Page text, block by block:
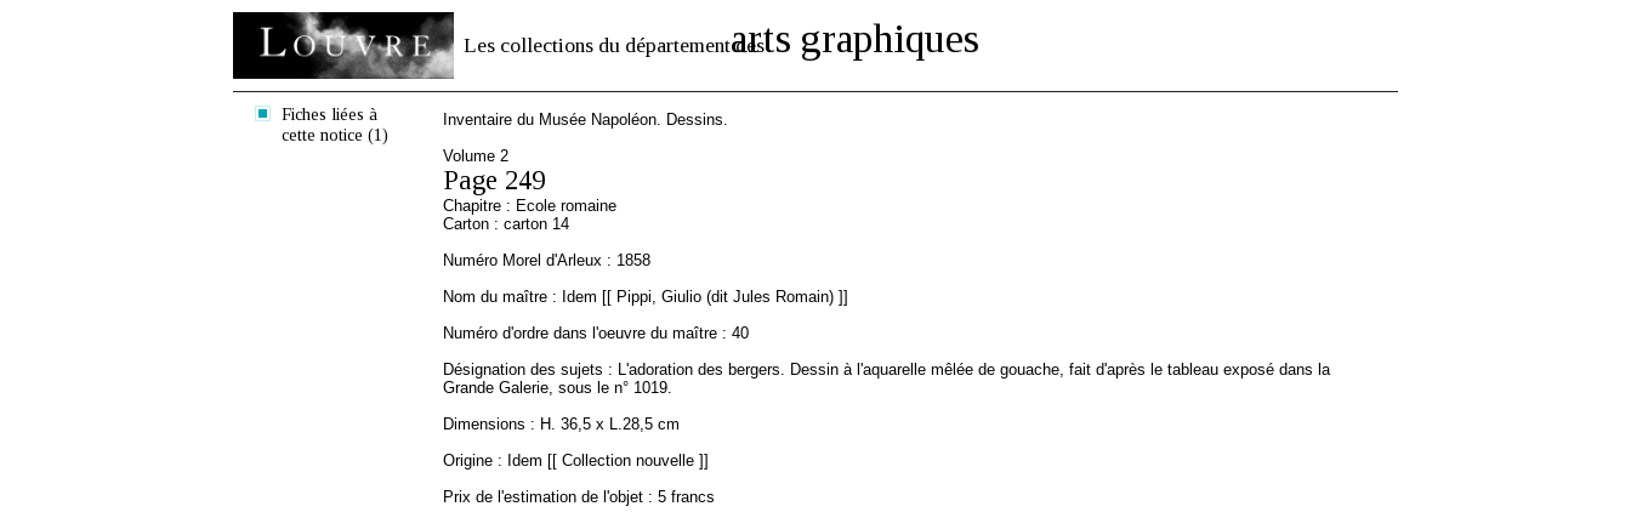
Les collections du département desarts graphiques
Fiches liées à
cette notice (1)
Inventaire du Musée Napoléon. Dessins.
Volume 2
Page 249
Chapitre : Ecole romaine
Carton : carton 14
Numéro Morel d'Arleux : 1858
Nom du maître : Idem [[ Pippi, Giulio (dit Jules Romain) ]]
Numéro d'ordre dans l'oeuvre du maître : 40
Désignation des sujets : L'adoration des bergers. Dessin à l'aquarelle mêlée de gouache, fait d'après le tableau exposé dans la
Grande Galerie, sous le n° 1019.
Dimensions : H. 36,5 x L.28,5 cm
Origine : Idem [[ Collection nouvelle ]]
Prix de l'estimation de l'objet : 5 francs